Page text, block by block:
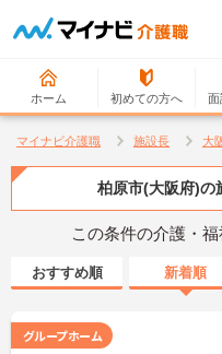
ホーム 初めての方へ
マイナビ介護職 施設長 大
柏原市(大阪府)の
この条件の介護・
おすすめ順 新着順
グループホーム